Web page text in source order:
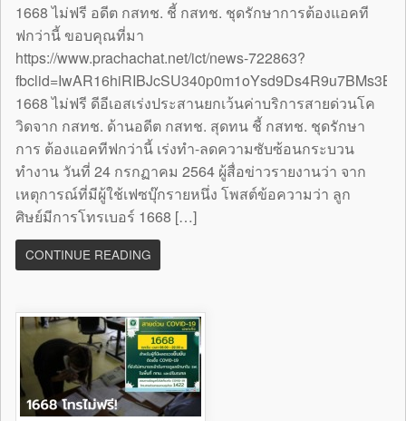
1668 ไม่ฟรี อดีต กสทช. ชี้ กสทช. ชุดรักษาการต้องแอคที
ฟกว่านี้ ขอบคุณที่มา
https://www.prachachat.net/ict/news-722863?
1668 ไม่ฟรี ดีอีเอสเร่งประสานยกเว้นค่าบริการสายด่วนโค
วิดจาก กสทช. ด้านอดีต กสทช. สุดทน ชี้ กสทช. ชุดรักษา
การ ต้องแอคทีฟกว่านี้ เร่งทำ-ลดความซับซ้อนกระบวน
ทำงาน วันที่ 24 กรกฏาคม 2564 ผู้สื่อข่าวรายงานว่า จาก
เหตุการณ์ที่มีผู้ใช้เฟซบุ๊กรายหนึ่ง โพสต์ข้อความว่า ลูก
ศิษย์มีการโทรเบอร์ 1668 […]
CONTINUE READING